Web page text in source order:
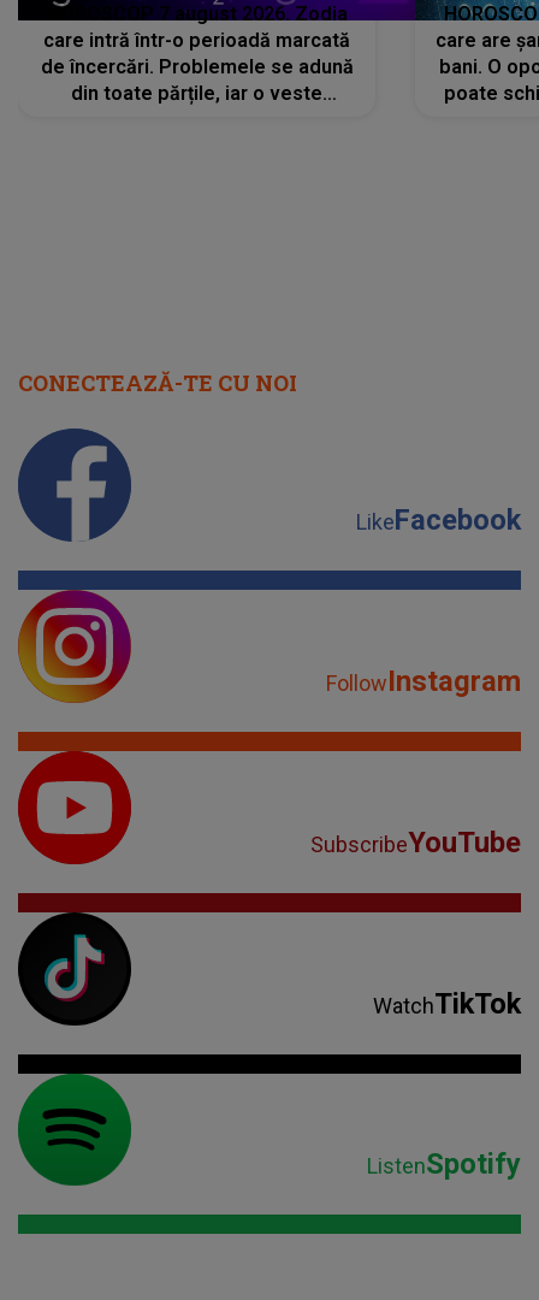
HOROSCOP 7 august 2026. Zodia
care intră într-o perioadă marcată
de încercări. Problemele se adună
din toate părțile, iar o veste
care are
bani. O
poate
CONECTEAZĂ-TE CU NOI
LikeFacebook
FollowInstagram
SubscribeYouTube
WatchTikTok
ListenSpotify